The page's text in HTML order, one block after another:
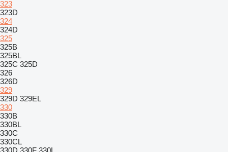
323
323D
324
324D
325
325B
325BL
325C 325D
326
326D
329
329D 329EL
330
330B
330BL
330C
330CL
330D 330F 330L